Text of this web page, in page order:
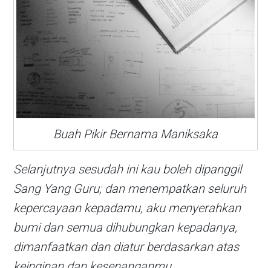
Buah Pikir Bernama Maniksaka
Selanjutnya sesudah ini kau boleh dipanggil
Sang Yang Guru; dan menempatkan seluruh
kepercayaan kepadamu, aku menyerahkan
bumi dan semua dihubungkan kepadanya,
dimanfaatkan dan diatur berdasarkan atas